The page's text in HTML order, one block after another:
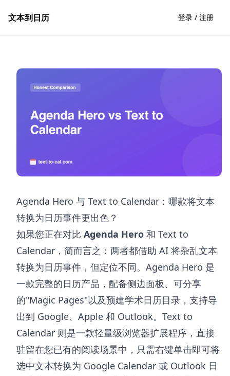
文本到日历 登录 / 注册
Agenda Hero 与 Text to Calendar：哪款将文本
转换为日历事件更出色？
如果您正在对比 Agenda Hero 和 Text to
Calendar，简而言之：两者都借助 AI 将杂乱文本
转换为日历事件，但定位不同。Agenda Hero 是
一款完整的日历产品，配备侧边面板、可分享
的"Magic Pages"以及预建学术日历目录，支持导
出到 Google、Apple 和 Outlook。Text to
Calendar 则是一款轻量级浏览器扩展程序，直接
驻留在您已有的阅读场景中，只需右键单击即可将
选中文本转换为 Google Calendar 或 Outlook 日